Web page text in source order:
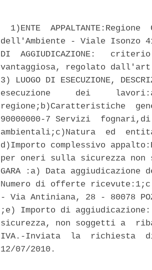
1)ENTE  APPALTANTE:Regione
dell'Ambiente - Viale Isonzo 414 -
DI  AGGIUDICAZIONE:
vantaggiosa, regolato
3) LUOGO DI ESECUZIONE,
esecuzione     dei
regione;b)Caratteristiche
90000000-7 Servizi
ambientali;c)Natura  ed
d)Importo complessivo
per oneri sulla sicurezza non
GARA :a) Data aggiudicazione
Numero di offerte
- Via Antiniana, 28 - 80078
;e) Importo di
sicurezza, non soggetti a
IVA.-Inviata  la  richiesta
12/07/2010.